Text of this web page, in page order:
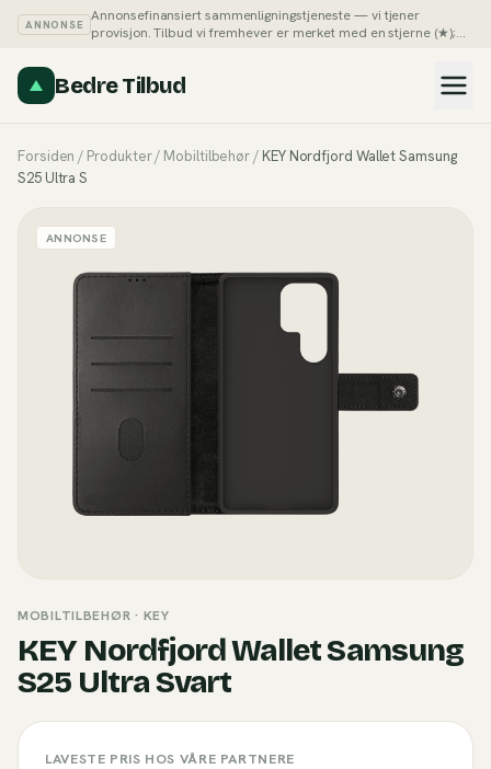
ANNONSE
Annonsefinansiert sammenligningstjeneste — vi tjener
provisjon. Tilbud vi fremhever er merket med en stjerne (★);
Bedre Tilbud
Forsiden / Produkter/ Mobiltilbehør/ KEY Nordfjord Wallet Samsung
S25 Ultra S
ANNONSE
MOBILTILBEHØR · KEY
KEY Nordfjord Wallet Samsung
S25 Ultra Svart
LAVESTE PRIS HOS VÅRE PARTNERE